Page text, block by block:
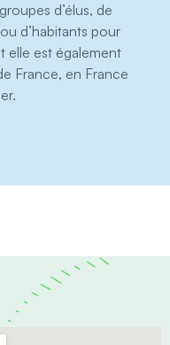
d’élus, de
d’habitants pour
elle est également
France, en France